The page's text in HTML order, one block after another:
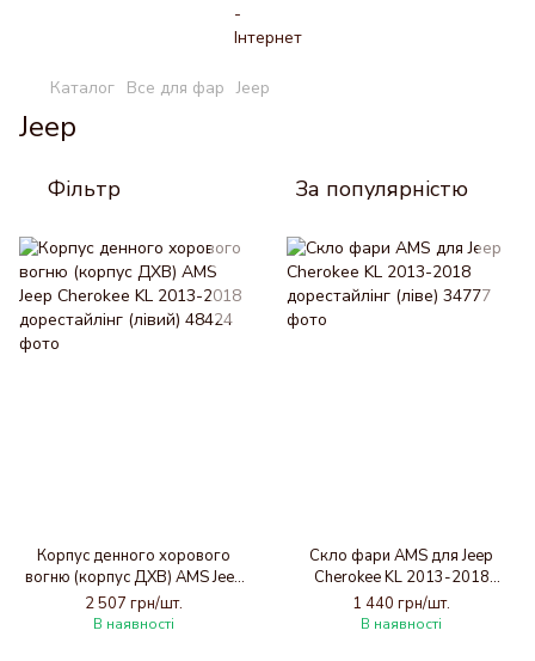
Каталог Все для фар Jeep
Jeep
Фільтр За популярністю
Корпус денного хорового
вогню (корпус ДХВ) AMS Jeep
Cherokee KL 2013-2018
дорестайлінг (лівий)
2 507 грн/шт.
В наявності
Скло фари AMS для Jeep
Cherokee KL 2013-2018
дорестайлінг (ліве)
1 440 грн/шт.
В наявності